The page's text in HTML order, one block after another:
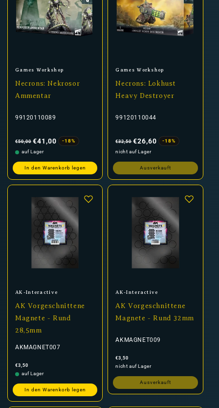
Anbieter:
Games Workshop
Necrons: Nekrosor
Ammentar
99120110089
Preis
€50,00 €41,00
-18%
auf Lager
In den Warenkorb legen
Anbieter:
Games Workshop
Necrons: Lokhust
Heavy Destroyer
99120110044
Preis
€32,50 €26,60
-18%
nicht auf Lager
Ausverkauft
Anbieter:
AK-Interactive
AK Vorgeschnittene
Magnete - Rund
28,5mm
AKMAGNET007
Normaler
Preis
€3,50
auf Lager
In den Warenkorb legen
Anbieter:
AK-Interactive
AK Vorgeschnittene
Magnete - Rund 32mm
AKMAGNET009
Normaler
Preis
€3,50
nicht auf Lager
Ausverkauft